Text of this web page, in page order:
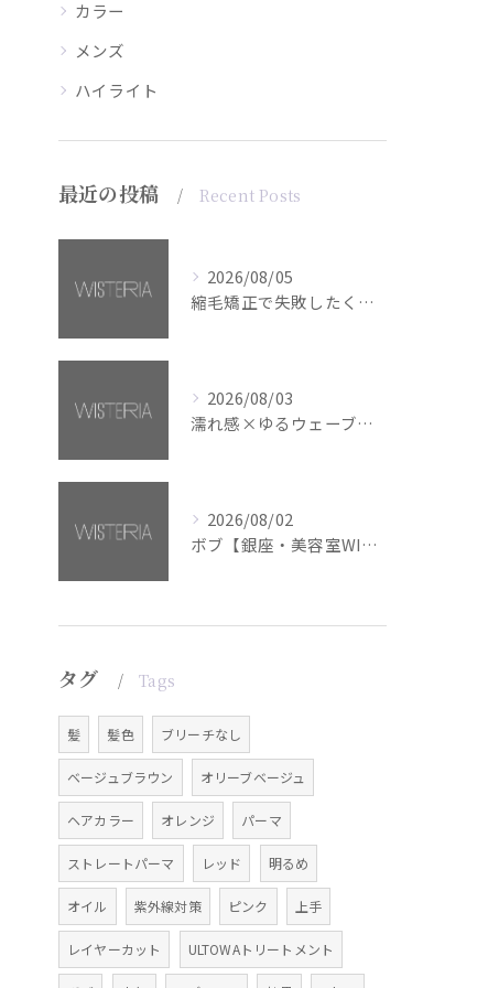
カラー
メンズ
ハイライト
最近の投稿 Recent Posts
2026/08/05
縮毛矯正で失敗したくない方へ【銀座・美容室WISTERIA】
2026/08/03
濡れ感×ゆるウェーブミディアム【銀座・美容室WISTERIA】
2026/08/02
ボブ【銀座・美容室WISTERIA】
タグ Tags
髪 髪色 ブリーチなし
ベージュブラウン オリーブベージュ
ヘアカラー オレンジ パーマ
ストレートパーマ レッド 明るめ
オイル 紫外線対策 ピンク 上手
レイヤーカット ULTOWAトリートメント